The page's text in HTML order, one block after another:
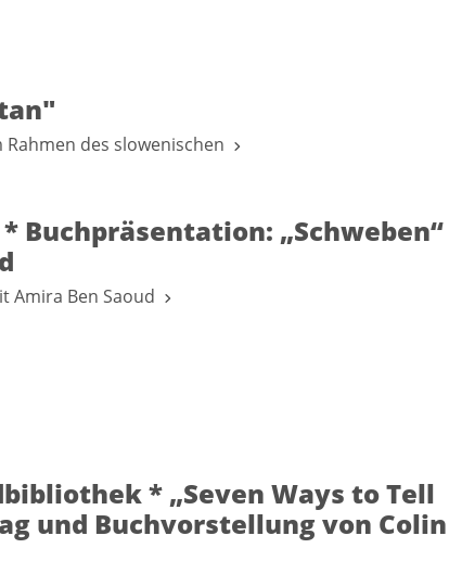
des slowenischen
Buchpräsentation: „Schweben“
Amira Ben Saoud
* „Seven Ways to Tell
und Buchvorstellung von Colin